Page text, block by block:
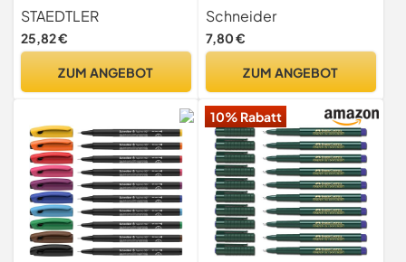
42 brillanten Farben,
Promotion 32 + 10 gratis,
hohe Qualität Made in
metallgefasste Spitze,
STAEDTLER
25,82 €
ZUM ANGEBOT
mm, aus biobasiertem
Kunststoff, ausgezeichnet
mit Der blaue Engel) 10
Schneider
7,80 €
ZUM ANGEBOT
10% Rabatt